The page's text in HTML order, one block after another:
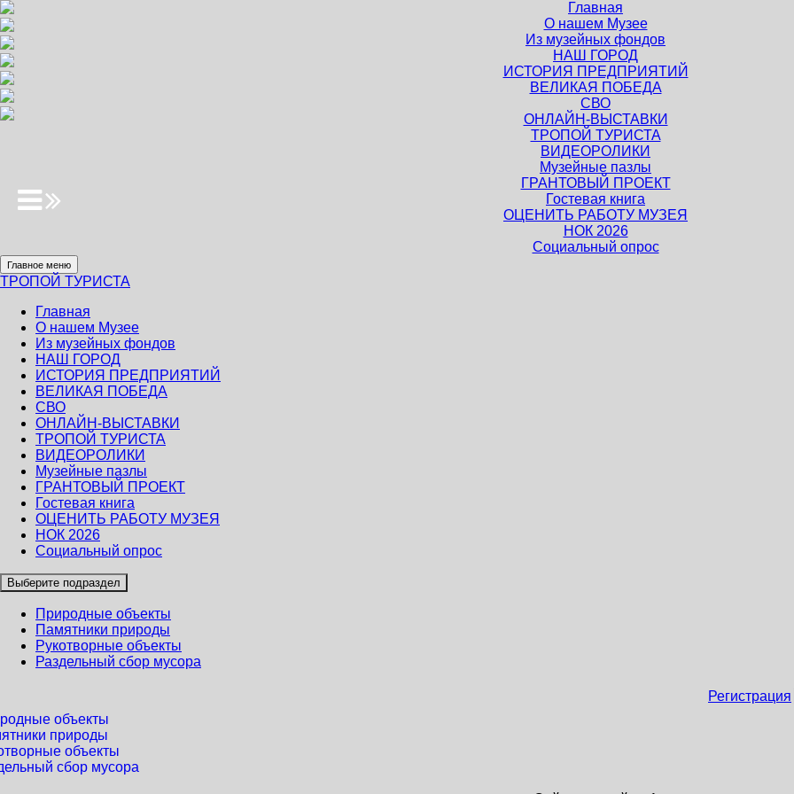
Главная
О нашем Музее
Из музейных фондов
НАШ ГОРОД
ИСТОРИЯ ПРЕДПРИЯТИЙ
ВЕЛИКАЯ ПОБЕДА
СВО
ОНЛАЙН-ВЫСТАВКИ
ТРОПОЙ ТУРИСТА
ВИДЕОРОЛИКИ
Музейные пазлы
ГРАНТОВЫЙ ПРОЕКТ
Гостевая книга
ОЦЕНИТЬ РАБОТУ МУЗЕЯ
НОК 2026
Социальный опрос
Главное меню
ТРОПОЙ ТУРИСТА
Главная
О нашем Музее
Из музейных фондов
НАШ ГОРОД
ИСТОРИЯ ПРЕДПРИЯТИЙ
ВЕЛИКАЯ ПОБЕДА
СВО
ОНЛАЙН-ВЫСТАВКИ
ТРОПОЙ ТУРИСТА
ВИДЕОРОЛИКИ
Музейные пазлы
ГРАНТОВЫЙ ПРОЕКТ
Гостевая книга
ОЦЕНИТЬ РАБОТУ МУЗЕЯ
НОК 2026
Социальный опрос
Выберите подраздел
Природные объекты
Памятники природы
Рукотворные объекты
Раздельный сбор мусора
Регистрация
объекты
природы
объекты
сбор мусора